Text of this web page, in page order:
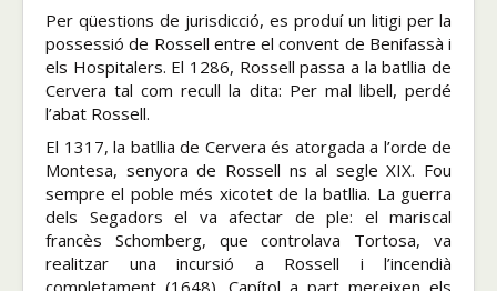
Per qüestions de jurisdicció, es produí un litigi per la
possessió de Rossell entre el convent de Benifassà i
els Hospitalers. El 1286, Rossell passa a la batllia de
Cervera tal com recull la dita: Per mal libell, perdé
l’abat Rossell.
El 1317, la batllia de Cervera és atorgada a l’orde de
Montesa, senyora de Rossell fins al segle XIX. Fou
sempre el poble més xicotet de la batllia. La guerra
dels Segadors el va afectar de ple: el mariscal
francès Schomberg, que controlava Tortosa, va
realitzar una incursió a Rossell i l’incendià